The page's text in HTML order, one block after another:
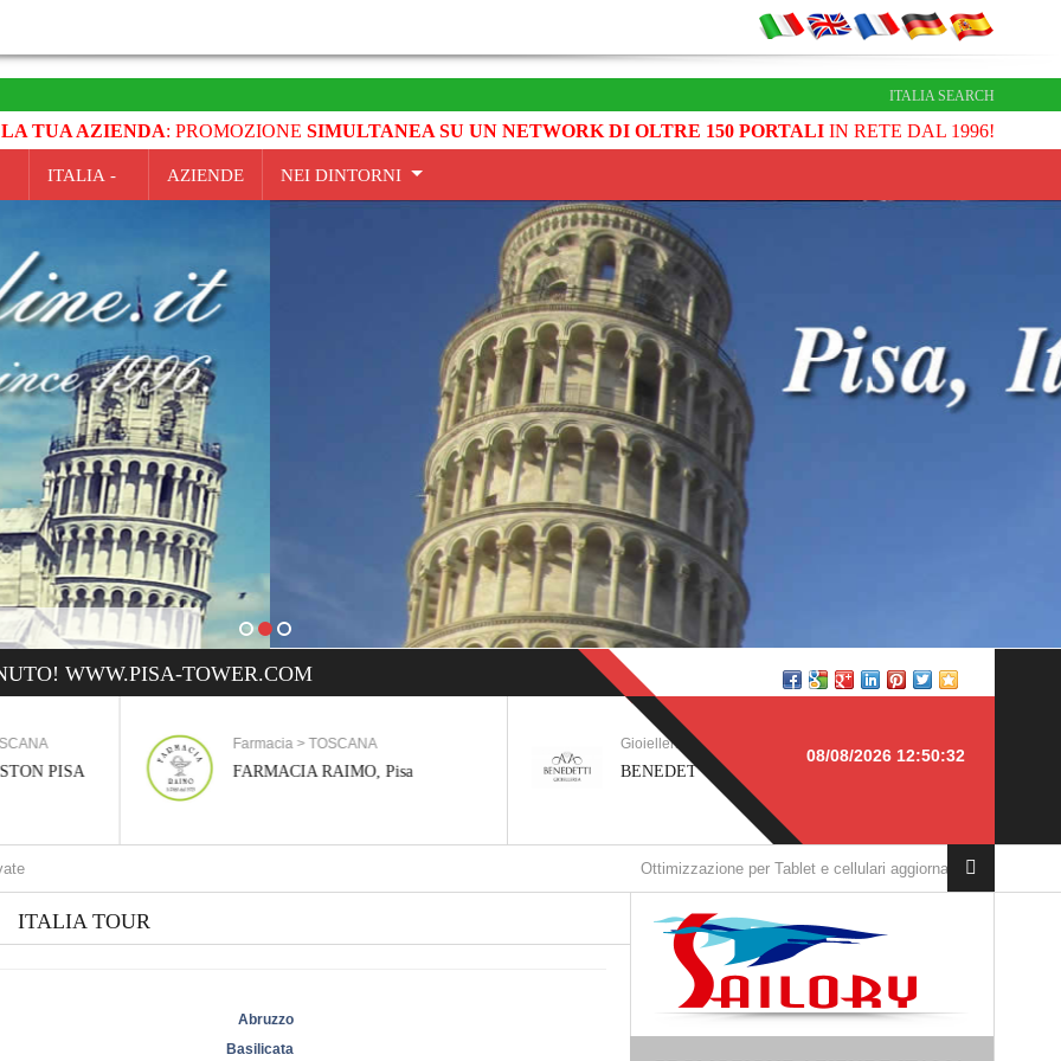
ITALIA SEARCH
LA TUA AZIENDA: PROMOZIONE SIMULTANEA SU UN NETWORK DI OLTRE 150 PORTALIIN RETE DAL 1996!
ITALIA - AZIENDE NEI DINTORNI
WWW.PISA-TOWER.COM
Farmacia > TOSCANA
FARMACIA RAIMO, Pisa BENEDETTI GIOIELLERIA, Pisa
08/08/2026 12:50:32
Ottimizzazione per Tablet e cellulari aggiornata
ITALIA TOUR